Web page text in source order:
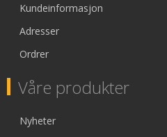
Kundeinformasjon
Adresser
Ordrer
Våre produkter
Nyheter